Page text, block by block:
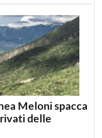
Meloni spacca
delle